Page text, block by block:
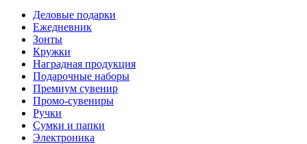
Деловые подарки
Ежедневник
Зонты
Кружки
Наградная продукция
Подарочные наборы
Премиум сувенир
Промо-сувениры
Ручки
Сумки и папки
Электроника